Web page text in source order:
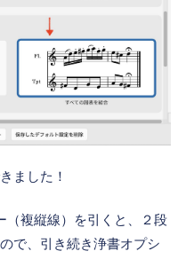
ました！
（複縦線）を引くと、２段
で、引き続き浄書オプシ